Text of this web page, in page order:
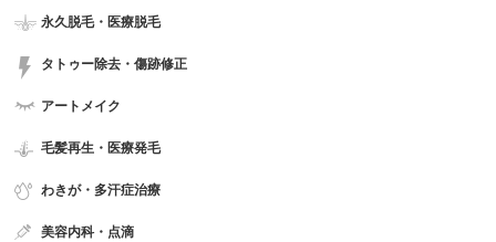
永久脱毛・医療脱毛
タトゥー除去・傷跡修正
アートメイク
毛髪再生・医療発毛
わきが・多汗症治療
美容内科・点滴